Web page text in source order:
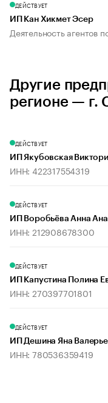
ДЕЙСТВУЕТ
ИП Кан Хикмет Эсер
Деятельность агентов
Другие
регионе — г.
ДЕЙСТВУЕТ
ИП Якубовская
ИНН: 422317554319
ДЕЙСТВУЕТ
ИП Воробьёва Анна
ИНН: 212908678300
ДЕЙСТВУЕТ
ИП Капустина Полина
ИНН: 270397701801
ДЕЙСТВУЕТ
ИП Дешина Яна
ИНН: 780536359419